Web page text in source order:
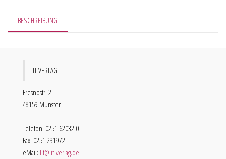
BESCHREIBUNG
LIT VERLAG
Fresnostr. 2
48159 Münster
Telefon: 0251 62032 0
Fax: 0251 231972
eMail: lit@lit-verlag.de